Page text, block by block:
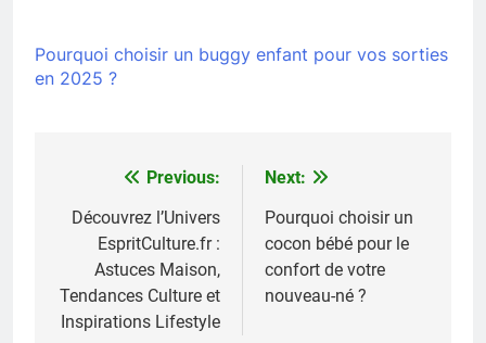
Pourquoi choisir un buggy enfant pour vos sorties
en 2025 ?
Navigation
de
l’article
Previous:
Découvrez l’Univers
EspritCulture.fr :
Astuces Maison,
Tendances Culture et
Inspirations Lifestyle
Next:
Pourquoi choisir un
cocon bébé pour le
confort de votre
nouveau-né ?